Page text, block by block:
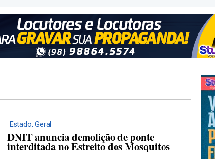
Estado, Geral
DNIT anuncia demolição de ponte
interditada no Estreito dos Mosquitos